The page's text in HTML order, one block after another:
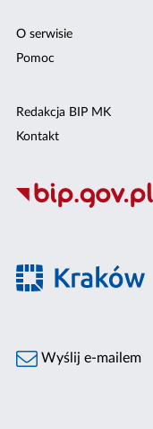
O serwisie
Pomoc
Redakcja BIP MK
Kontakt
Wyślij e-mailem